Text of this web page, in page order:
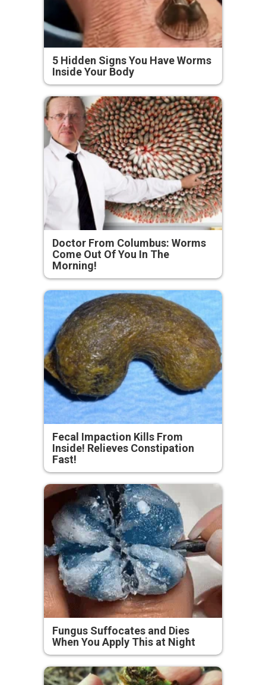
5 Hidden Signs You Have Worms
Inside Your Body
Doctor From Columbus: Worms
Come Out Of You In The
Morning!
Fecal Impaction Kills From
Inside! Relieves Constipation
Fast!
Fungus Suffocates and Dies
When You Apply This at Night